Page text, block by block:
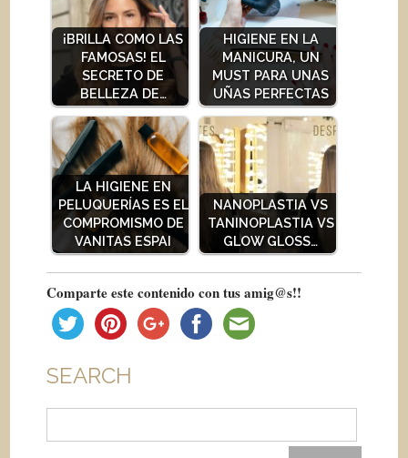
¡BRILLA COMO LAS
FAMOSAS! EL
SECRETO DE
BELLEZA DE…
HIGIENE EN LA
MANICURA, UN
MUST PARA UNAS
UÑAS PERFECTAS
LA HIGIENE EN
PELUQUERÍAS ES EL
COMPROMISMO DE
VANITAS ESPAI
NANOPLASTIA VS
TANINOPLASTIA VS
GLOW GLOSS…
Comparte este contenido con tus amig@s!!
SEARCH